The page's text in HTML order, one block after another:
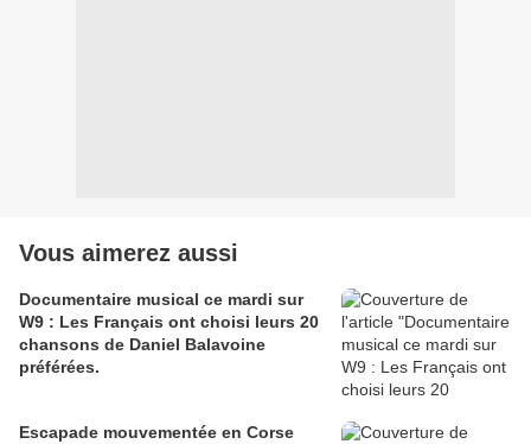
Vous aimerez aussi
Documentaire musical ce mardi sur
W9 : Les Français ont choisi leurs 20
chansons de Daniel Balavoine
préférées.
Escapade mouvementée en Corse